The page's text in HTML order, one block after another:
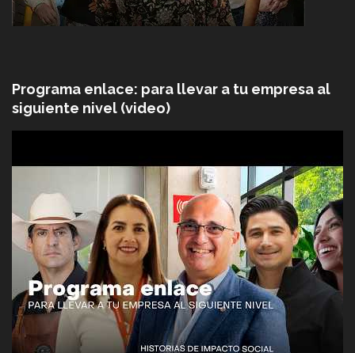
Programa enlace: para llevar a tu empresa al
siguiente nivel (video)